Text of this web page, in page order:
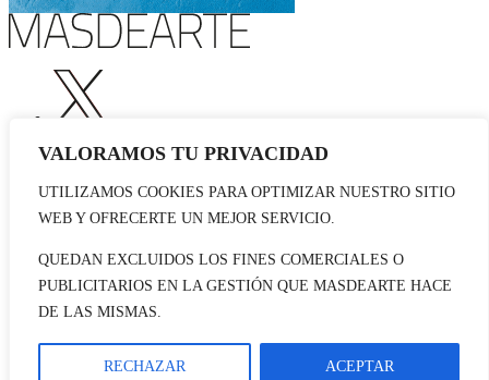
VALORAMOS TU PRIVACIDAD
UTILIZAMOS COOKIES PARA OPTIMIZAR NUESTRO SITIO
WEB Y OFRECERTE UN MEJOR SERVICIO.
QUEDAN EXCLUIDOS LOS FINES COMERCIALES O
PUBLICITARIOS EN LA GESTIÓN QUE MASDEARTE HACE
DE LAS MISMAS.
RECHAZAR ACEPTAR
Staff
Contacto
© 2026 masdearte. Información de exposiciones, museos y artistas